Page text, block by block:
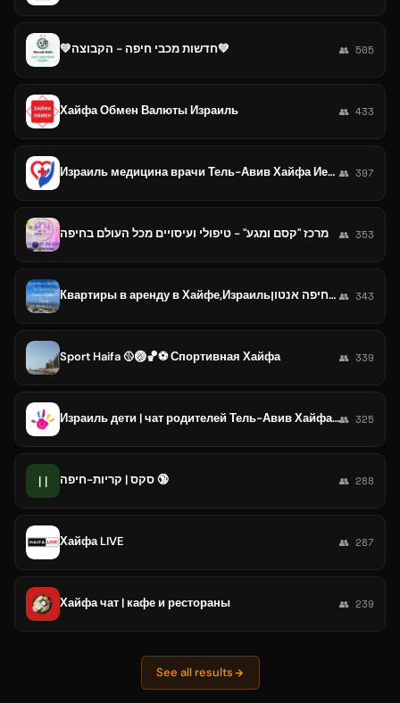
💚חדשות מכבי חיפה - הקבוצה💚 👥 505
Хайфа Обмен Валюты Израиль 👥 433
Израиль медицина врачи Тель-Авив Хайфа Иерусалим 👥 397
מרכז "קסם ומגע" - טיפולי ועיסויים מכל העולם בחיפה 👥 353
Квартиры в аренду в Хайфе,Израильדירות להשכרה בחיפה אנטון 👥 343
Sport Haifa 🥎🏐🏀⚽ Спортивная Хайфа 👥 339
Израиль дети | чат родителей Тель-Авив Хайфа Иерусалим👥 325
|| סקס | קריות-חיפה 🔞 👥 288
Хайфа LIVE 👥 287
Хайфа чат | кафе и рестораны 👥 239
See all results